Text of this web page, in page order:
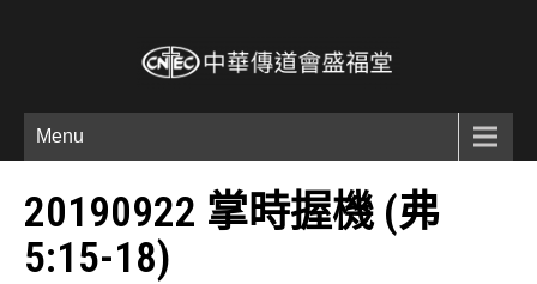
Menu
20190922 掌時握機 (弗
5:15-18)